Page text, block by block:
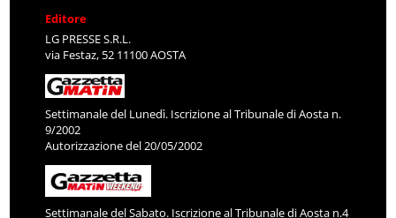
Editore
LG PRESSE S.R.L.
via Festaz, 52 11100 AOSTA
Settimanale del Lunedì. Iscrizione al Tribunale di Aosta n.
9/2002
Autorizzazione del 20/05/2002
Settimanale del Sabato. Iscrizione al Tribunale di Aosta n.4